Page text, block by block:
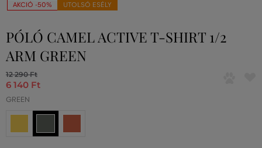
AKCIÓ -50% UTOLSÓ ESÉLY
PÓLÓ CAMEL ACTIVE T-SHIRT 1/2
ARM GREEN
12 290 Ft
6 140 Ft
GREEN